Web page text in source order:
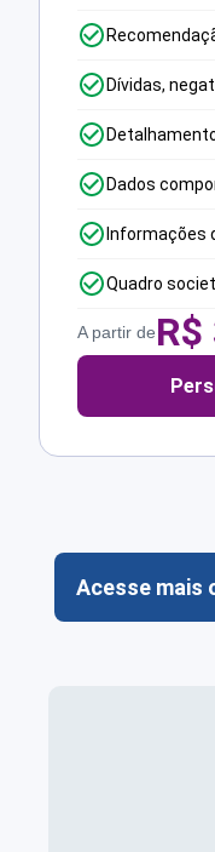
Dívidas,
Dados
Informações
Quadro
A partir deR$
Acesse mais